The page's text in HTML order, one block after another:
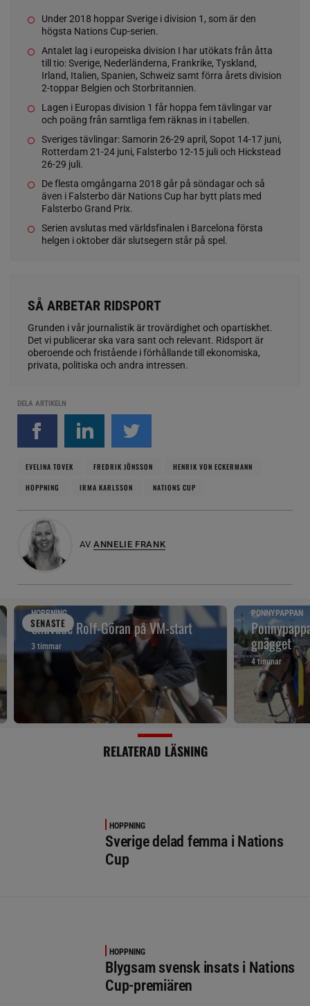
Under 2018 hoppar Sverige i division 1, som är den
högsta Nations Cup-serien.
Antalet lag i europeiska division I har utökats från åtta
till tio: Sverige, Nederländerna, Frankrike, Tyskland,
Irland, Italien, Spanien, Schweiz samt förra årets division
2-toppar Belgien och Storbritannien.
Lagen i Europas division 1 får hoppa fem tävlingar var
och poäng från samtliga fem räknas in i tabellen.
Sveriges tävlingar: Samorin 26-29 april, Sopot 14-17 juni,
Rotterdam 21-24 juni, Falsterbo 12-15 juli och Hickstead
26-29 juli.
De flesta omgångarna 2018 går på söndagar och så
även i Falsterbo där Nations Cup har bytt plats med
Falsterbo Grand Prix.
Serien avslutas med världsfinalen i Barcelona första
helgen i oktober där slutsegern står på spel.
SÅ ARBETAR RIDSPORT
Grunden i vår journalistik är trovärdighet och opartiskhet.
Det vi publicerar ska vara sant och relevant. Ridsport är
oberoende och fristående i förhållande till ekonomiska,
privata, politiska och andra intressen.
DELA ARTIKELN
EVELINA TOVEK FREDRIK JÖNSSON
HENRIK VON ECKERMANN
HOPPNING
IRMA KARLSSON NATIONS CUP
AV ANNELIE FRANK
SENASTE
HOPPNING
Snuvade Rolf-Göran på VM-start
3 timmar
PONNYPAPPAN
gnägget
4 timmar
RELATERAD LÄSNING
HOPPNING
Sverige delad femma i Nations
Cup
HOPPNING
Blygsam svensk insats i Nations
Cup-premiären